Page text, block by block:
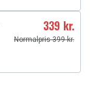
339 kr.
Normalpris 399 kr.